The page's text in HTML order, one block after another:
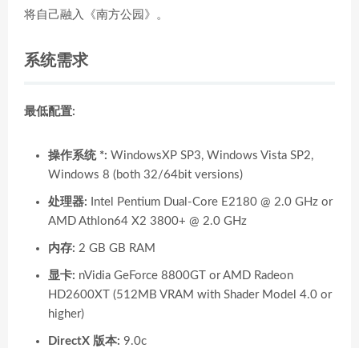
将自己融入《南方公园》。
系统需求
最低配置:
操作系统 *: WindowsXP SP3, Windows Vista SP2,
Windows 8 (both 32/64bit versions)
处理器: Intel Pentium Dual-Core E2180 @ 2.0 GHz or
AMD Athlon64 X2 3800+ @ 2.0 GHz
内存: 2 GB GB RAM
显卡: nVidia GeForce 8800GT or AMD Radeon
HD2600XT (512MB VRAM with Shader Model 4.0 or
higher)
DirectX 版本: 9.0c